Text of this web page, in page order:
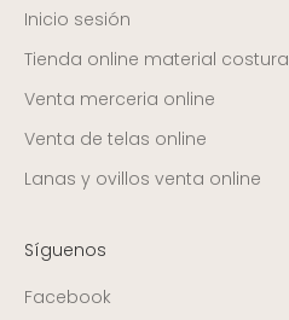
Inicio sesión
Tienda online material costura
Venta merceria online
Venta de telas online
Lanas y ovillos venta online
Síguenos
Facebook